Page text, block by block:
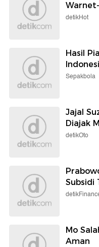
detikHot
Hasil
Sepakbola
Jajal
Diajak
detikOto
Subsidi
Mo
Aman